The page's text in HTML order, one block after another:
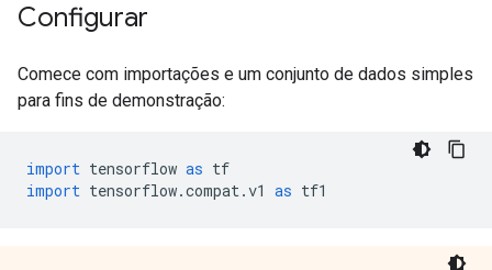
Configurar
Comece com importações e um conjunto de dados simples
para fins de demonstração:
import tensorflow as tf
import tensorflow.compat.v1 as tf1